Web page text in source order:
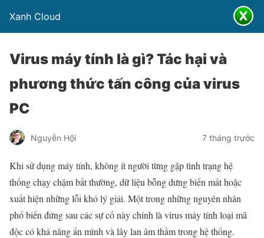
Xanh Cloud
Virus máy tính là gì? Tác hại và
phương thức tấn công của virus
PC
Nguyễn Hội 7 tháng trước
Khi sử dụng máy tính, không ít người từng gặp tình trạng hệ
thống chạy chậm bất thường, dữ liệu bỗng dưng biến mất hoặc
xuất hiện những lỗi khó lý giải. Một trong những nguyên nhân
phổ biến đứng sau các sự cố này chính là virus máy tính loại mã
độc có khả năng ẩn mình và lây lan âm thầm trong hệ thống.